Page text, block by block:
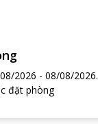
2026 - 08/08/2026.
đặt phòng